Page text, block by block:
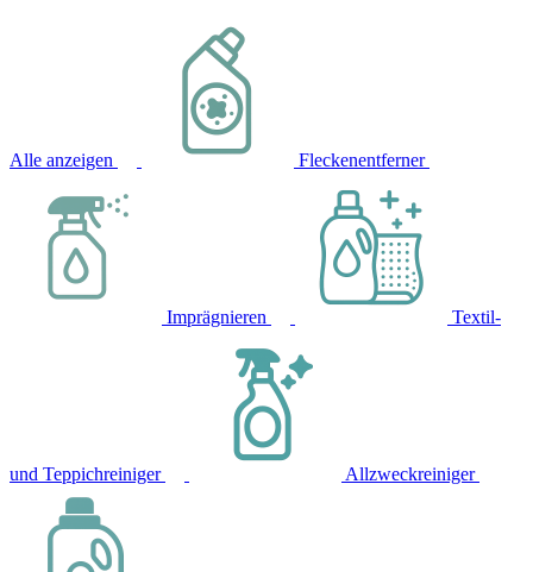
Alle anzeigen Fleckenentferner
Imprägnieren Textil-
und Teppichreiniger Allzweckreiniger